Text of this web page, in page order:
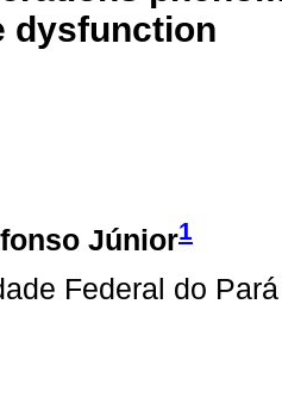
dysfunction
Júnior1
Federal do